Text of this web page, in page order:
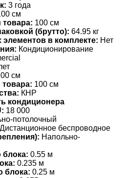
3 года
см
товара: 100 см
(брутто): 64.95 кг
в комплекте: Нет
Кондиционирование
см
100 см
КНР
кондиционера
18 000
потолочный
Дистанционное беспроводное
Напольно-
блока: 0.55 м
0.235 м
блока: 0.25 м